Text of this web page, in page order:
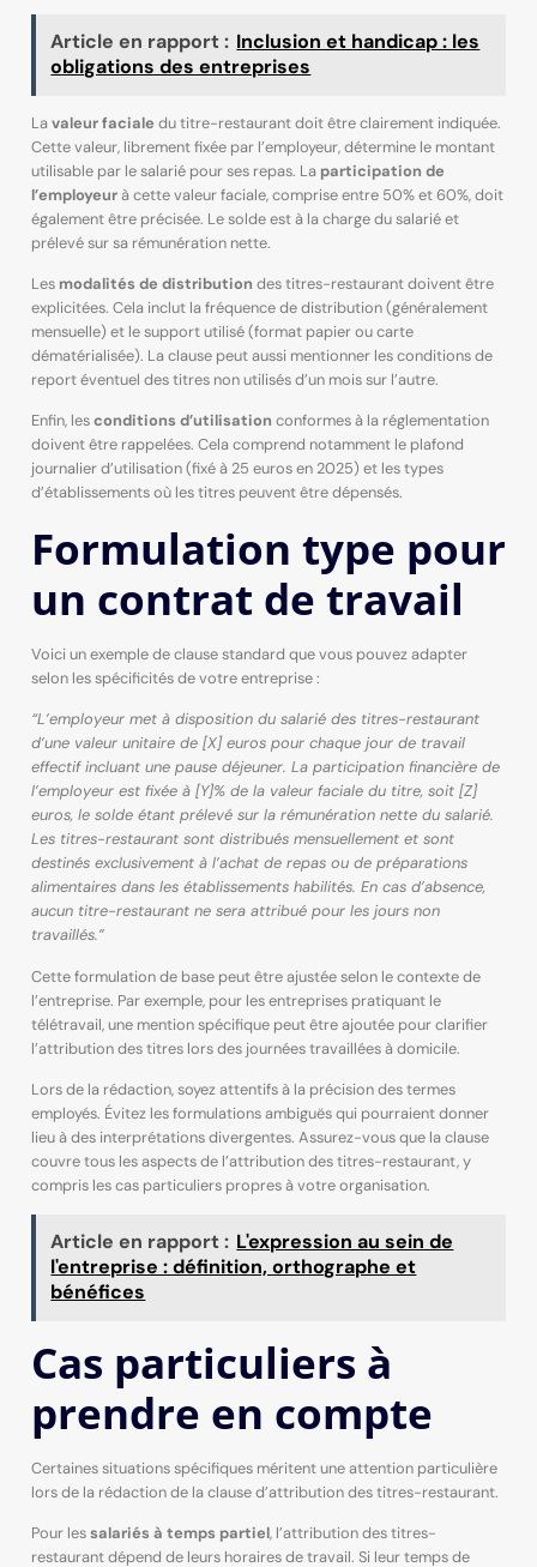
Article en rapport : Inclusion et handicap : les
obligations des entreprises
Lavaleur faciale du titre-restaurant doit être clairement indiquée.
Cette valeur, librement fixée par l’employeur, détermine le montant
utilisable par le salarié pour ses repas. La participation de
l’employeurà cette valeur faciale, comprise entre 50% et 60%, doit
également être précisée. Le solde est à la charge du salarié et
prélevé sur sa rémunération nette.
Les modalités de distribution des titres-restaurant doivent être
explicitées. Cela inclut la fréquence de distribution (généralement
mensuelle) et le support utilisé (format papier ou carte
dématérialisée). La clause peut aussi mentionner les conditions de
report éventuel des titres non utilisés d’un mois sur l’autre.
Enfin, lesconditions d’utilisation conformes à la réglementation
doivent être rappelées. Cela comprend notamment le plafond
journalier d’utilisation (fixé à 25 euros en 2025) et les types
d’établissements où les titres peuvent être dépensés.
Formulation type pour
un contrat de travail
Voici un exemple de clause standard que vous pouvez adapter
selon les spécificités de votre entreprise :
“L’employeur met à disposition du salarié des titres-restaurant
d’une valeur unitaire de [X] euros pour chaque jour de travail
effectif incluant une pause déjeuner. La participation financière de
l’employeur est fixée à [Y]% de la valeur faciale du titre, soit [Z]
euros, le solde étant prélevé sur la rémunération nette du salarié.
Les titres-restaurant sont distribués mensuellement et sont
destinés exclusivement à l’achat de repas ou de préparations
alimentaires dans les établissements habilités. En cas d’absence,
aucun titre-restaurant ne sera attribué pour les jours non
travaillés.”
Cette formulation de base peut être ajustée selon le contexte de
l’entreprise. Par exemple, pour les entreprises pratiquant le
télétravail, une mention spécifique peut être ajoutée pour clarifier
l’attribution des titres lors des journées travaillées à domicile.
Lors de la rédaction, soyez attentifs à la précision des termes
employés. Évitez les formulations ambiguës qui pourraient donner
lieu à des interprétations divergentes. Assurez-vous que la clause
couvre tous les aspects de l’attribution des titres-restaurant, y
compris les cas particuliers propres à votre organisation.
Article en rapport : L'expression au sein de
l'entreprise : définition, orthographe et
bénéfices
Cas particuliers à
prendre en compte
Certaines situations spécifiques méritent une attention particulière
lors de la rédaction de la clause d’attribution des titres-restaurant.
Pour lessalariés à temps partiel, l’attribution des titres-
restaurant dépend de leurs horaires de travail. Si leur temps de